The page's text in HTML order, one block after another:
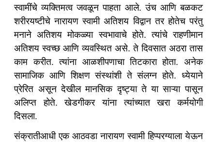
स्वामींचे व्यक्तिमत्व जवळून पाहता आले. उंच आणि बळकट
शरीरयष्टीचे नारायण स्वामी अतिशय विद्वान तर होतेच परंतु
मनाने अतिशय मोकळ्या स्वभावाचे होते. त्यांचे राहणीमान
अतिशय स्वच्छ आणि व्यवस्थित असे. ते दिवसात अठरा तास
काम करीत. त्यांना आळशीपणाचा तिटकारा होता. अनेक
सामाजिक आणि शिक्षण संस्थांशी ते संलग्न होते. ध्येयाने
प्रेरित असून देखील मानसिक दृष्ट्या ते या साऱ्या पासून
अलिप्त होते. खेडगीकर यांना त्यांच्यात खरा कर्मयोगी
दिसला.
संक्रातीआधी एक आठवडा नारायण स्वामी हिप्परग्याला येऊन